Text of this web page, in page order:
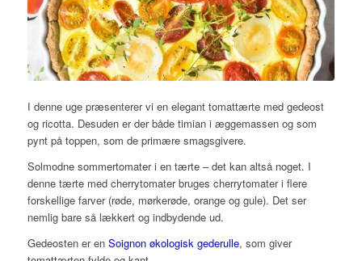
I denne uge præsenterer vi en elegant tomattærte med gedeost
og ricotta. Desuden er der både timian i æggemassen og som
pynt på toppen, som de primære smagsgivere.
Solmodne sommertomater i en tærte – det kan altså noget. I
denne tærte med cherrytomater bruges cherrytomater i flere
forskellige farver (røde, mørkerøde, orange og gule). Det ser
nemlig bare så lækkert og indbydende ud.
Gedeosten er en Soignon økologisk gederulle, som giver